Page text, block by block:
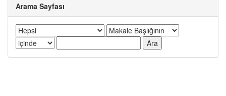
Arama Sayfası